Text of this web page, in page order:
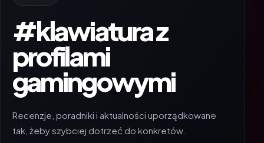
#klawiatura z
profilami
gamingowymi
Recenzje, poradniki i aktualności uporządkowane
tak, żeby szybciej dotrzeć do konkretów.